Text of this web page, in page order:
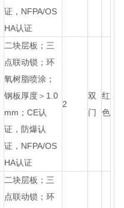
证，NFPA/OS
HA认证
二块层板；三
点联动锁；环
氧树脂喷涂；
钢板厚度＞1.0
mm；CE认
证，防爆认
证，NFPA/OS
HA认证
2
双
门
红
色
二块层板；三
点联动锁；环